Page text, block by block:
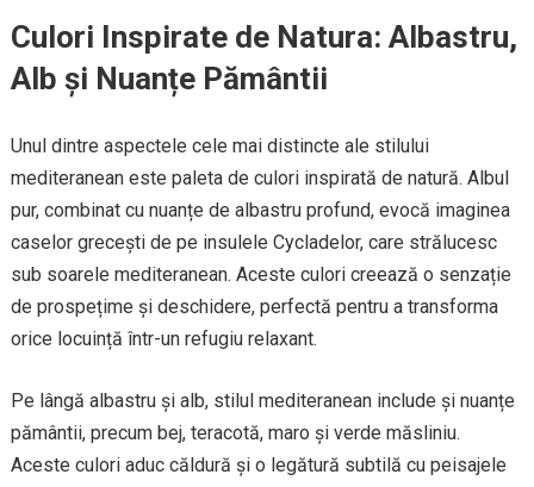
Culori Inspirate de Natura: Albastru,
Alb și Nuanțe Pământii
Unul dintre aspectele cele mai distincte ale stilului
mediteranean este paleta de culori inspirată de natură. Albul
pur, combinat cu nuanțe de albastru profund, evocă imaginea
caselor grecești de pe insulele Cycladelor, care strălucesc
sub soarele mediteranean. Aceste culori creează o senzație
de prospețime și deschidere, perfectă pentru a transforma
orice locuință într-un refugiu relaxant.
Pe lângă albastru și alb, stilul mediteranean include și nuanțe
pământii, precum bej, teracotă, maro și verde măsliniu.
Aceste culori aduc căldură și o legătură subtilă cu peisajele